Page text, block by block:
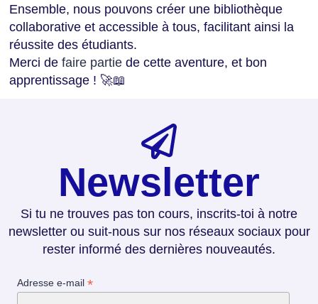
Ensemble, nous pouvons créer une bibliothèque
collaborative et accessible à tous, facilitant ainsi la
réussite des étudiants.
Merci defaire partie de cette aventure, et bon
apprentissage ! 🚀📖
Newsletter
Si tu ne trouves pas ton cours, inscrits-toi à notre
newsletter ou suit-nous sur nos réseaux sociaux pour
rester informé des dernières nouveautés.
Adresse e-mail*